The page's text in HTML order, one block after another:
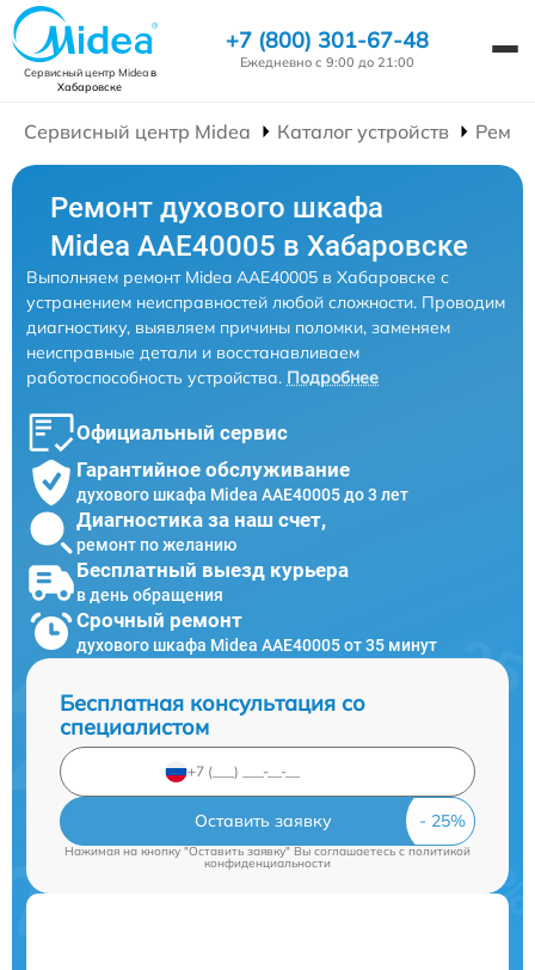
Сервисный центр Mideaв
Хабаровске
+7 (800) 301-67-48
Ежедневно с 9:00 до 21:00
Сервисный центр Midea Каталог устройств
Ремонт духового шкафа
Midea AAE40005 в Хабаровске
Выполняем ремонт Midea AAE40005 в Хабаровске с
устранением неисправностей любой сложности. Проводим
диагностику, выявляем причины поломки, заменяем
неисправные детали и восстанавливаем
работоспособность устройства. Подробнее
Официальный сервис
Гарантийное обслуживание
духового шкафа Midea AAE40005 до 3 лет
Диагностика за наш счет,
ремонт по желанию
Бесплатный выезд курьера
в день обращения
Срочный ремонт
духового шкафа Midea AAE40005 от 35 минут
Бесплатная консультация со
специалистом
Оставить заявку
Нажимая на кнопку "Оставить заявку" Вы соглашаетесь cполитикой
конфиденциальности